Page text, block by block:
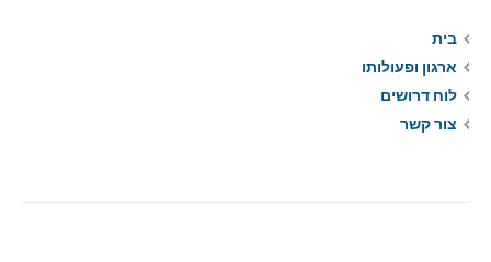
בית
ארגון ופעולותו
לוח דרושים
צור קשר